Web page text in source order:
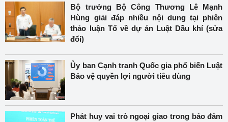
Bộ trưởng Bộ Công Thương Lê Mạnh
Hùng giải đáp nhiều nội dung tại phiên
thảo luận Tổ về dự án Luật Dầu khí (sửa
đổi)
Ủy ban Cạnh tranh Quốc gia phổ biến Luật
Bảo vệ quyền lợi người tiêu dùng
Phát huy vai trò ngoại giao trong bảo đảm